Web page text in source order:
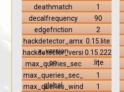
deathmatch
1
decalfrequency
90
edgefriction
2
hackdetector_amx
x_version
0.15.lite
hackdetector_versi
on
0.15.222
.lite
max_queries_sec
1
max_queries_sec_
global
1
max_queries_wind
1